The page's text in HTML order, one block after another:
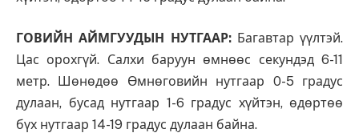
ГОВИЙН АЙМГУУДЫН НУТГААР:Багавтар үүлтэй.
Цас орохгүй. Салхи баруун өмнөөс секундэд 6-11
метр. Шөнөдөө Өмнөговийн нутгаар 0-5 градус
дулаан, бусад нутгаар 1-6 градус хүйтэн, өдөртөө
бүх нутгаар 14-19 градус дулаан байна.